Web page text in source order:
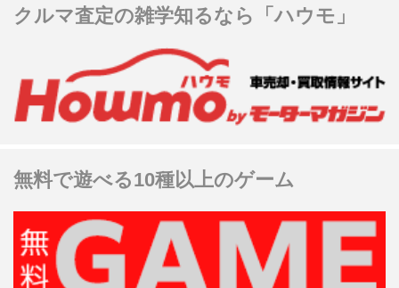
クルマ査定の雑学知るなら「ハウモ」
無料で遊べる10種以上のゲーム